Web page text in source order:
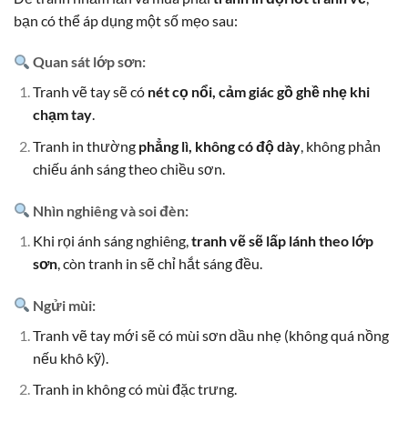
bạn có thể áp dụng một số mẹo sau:
Quan sát lớp sơn:
Tranh vẽ tay sẽ có nét cọ nổi, cảm giác gồ ghề nhẹ khi
chạm tay.
Tranh in thường phẳng lì, không có độ dày, không phản
chiếu ánh sáng theo chiều sơn.
Nhìn nghiêng và soi đèn:
Khi rọi ánh sáng nghiêng, tranh vẽ sẽ lấp lánh theo lớp
sơn, còn tranh in sẽ chỉ hắt sáng đều.
Ngửi mùi:
Tranh vẽ tay mới sẽ có mùi sơn dầu nhẹ (không quá nồng
nếu khô kỹ).
Tranh in không có mùi đặc trưng.